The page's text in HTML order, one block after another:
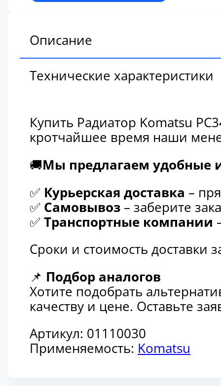
Описание
Технические характеристики
Купить Радиатор Komatsu
кротчайшее время наши
🚚Мы предлагаем удобные
✅ Курьерская доставка –
✅ Самовывоз – заберите
✅ Транспортные компании
Сроки и стоимость доставки
📌 Подбор аналогов
Хотите подобрать
качеству и цене. Оставьте
Артикул: 01110030
Применяемость: Komatsu